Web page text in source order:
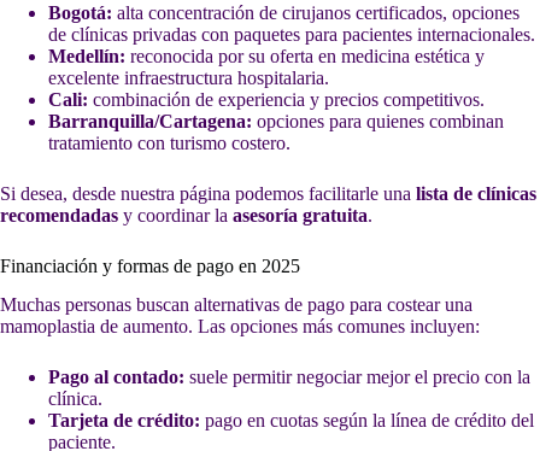
Bogotá: alta concentración de cirujanos certificados, opciones
de clínicas privadas con paquetes para pacientes internacionales.
Medellín: reconocida por su oferta en medicina estética y
excelente infraestructura hospitalaria.
Cali: combinación de experiencia y precios competitivos.
Barranquilla/Cartagena: opciones para quienes combinan
tratamiento con turismo costero.
Si desea, desde nuestra página podemos facilitarle una lista de clínicas
recomendadas y coordinar la asesoría gratuita.
Financiación y formas de pago en 2025
Muchas personas buscan alternativas de pago para costear una
mamoplastia de aumento. Las opciones más comunes incluyen:
Pago al contado: suele permitir negociar mejor el precio con la
clínica.
Tarjeta de crédito: pago en cuotas según la línea de crédito del
paciente.